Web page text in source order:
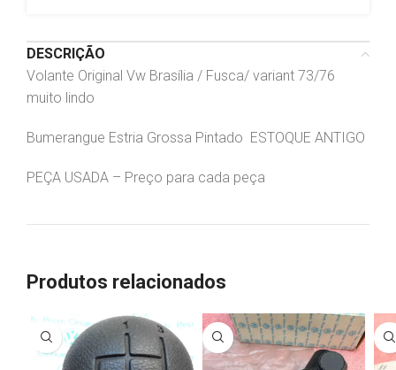
DESCRIÇÃO
Volante Original Vw Brasília / Fusca/ variant 73/76
muito lindo
Bumerangue Estria Grossa Pintado ESTOQUE ANTIGO
PEÇA USADA – Preço para cada peça
Produtos relacionados